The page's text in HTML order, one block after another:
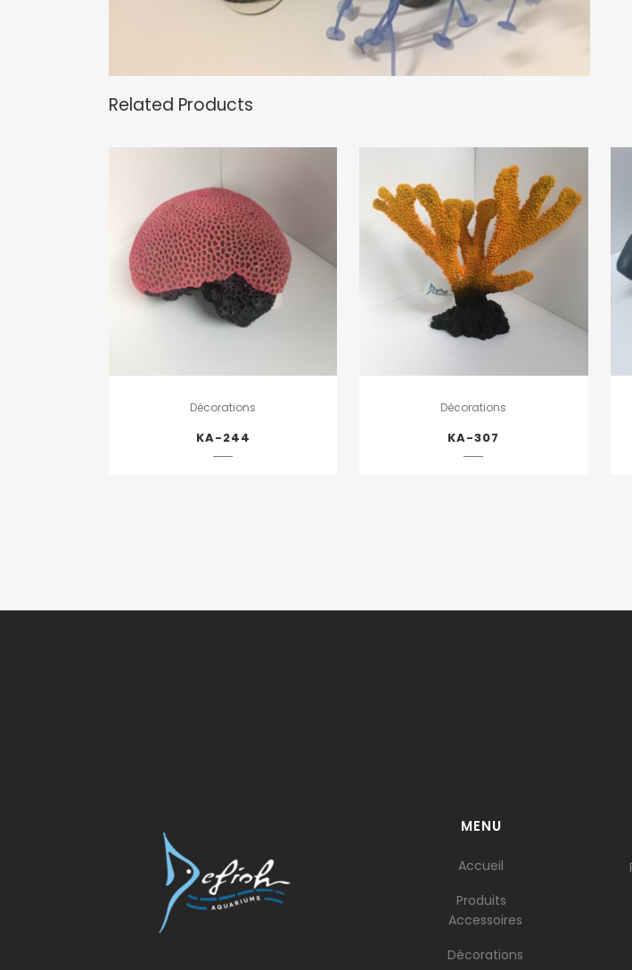
Related Products
Décorations
KA-244
Décorations
KA-307
MENU
Accueil
Produits
Accessoires
Décorations